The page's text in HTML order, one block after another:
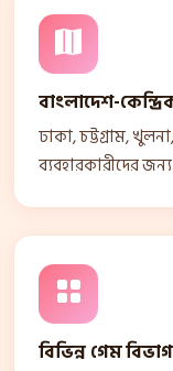
বাংলাদেশ-
ঢাকা, চট্টগ্রাম,
ব্যবহারকারীদের
বিভিন্ন গেম বিভাগ